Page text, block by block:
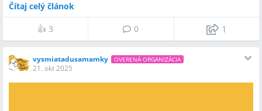
predstava rovnaká ako realita, ktorá prišla?
Napíšte nám to do komentára.
Tešíme sa na vaše zdieľania.
Čítaj celý článok
👍 3 0 1
vysmiatadusamamky OVERENÁ ORGANIZÁCIA
21. okt 2025